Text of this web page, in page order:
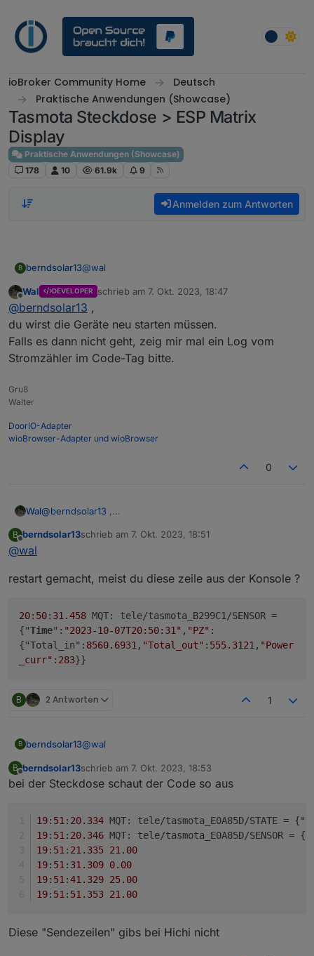
ioBroker Community Home
Deutsch
Praktische Anwendungen (Showcase)
Tasmota Steckdose > ESP Matrix
Display
Praktische Anwendungen (Showcase)
178
10 61.9k 9
Anmelden zum Antworten
B berndsolar13@wal
kommt leider nix am Display vom Zähler an
Hier mal der von die genannte Display Code, ich
hab den pcur mit eingebaut, den du beim Zähler
genannt hat
>D
g:pcur=0
g:to=0
step=0
  case 1
  ends
>W
to ist die Tasmota Steckdose, die klappt
pcur der Zähler
Offline
Wal DEVELOPER schrieb am 7. Okt. 2023, 18:47
zuletzt editiert von
@berndsolar13 ,
du wirst die Geräte neu starten müssen.
Falls es dann nicht geht, zeig mir mal ein Log vom
Stromzähler im Code-Tag bitte.
Gruß
Walter
DoorIO-Adapter
wioBrowser-Adapter und wioBrowser
0
Wal@berndsolar13
Falls es dann nicht geht, zeig mir mal ein Log vom
B
Offline
berndsolar13schrieb am 7. Okt. 2023, 18:51
zuletzt editiert von
@wal
restart gemacht, meist du diese zeile aus der Konsole ?
20: 50: 31.458 MQT: tele/tasmota_B299C1/SENSOR =
{"Time": "2023-10-07T20:50:31" , "PZ" :
{"Total_in": 8560.6931 , "Total_out" : 555.3121 , "Power
_curr" : 283}}
B 2 Antworten 1
B berndsolar13@wal
restart gemacht, meist du diese zeile aus der
Konsole ?
B
Offline
berndsolar13schrieb am 7. Okt. 2023, 18:53
zuletzt editiert von
bei der Steckdose schaut der Code so aus
19: 51: 20.334 MQT: tele/tasmota_E0A85D/STATE = {"
19: 51: 20.346 MQT: tele/tasmota_E0A85D/SENSOR = {"
19: 51: 21.335 21.00
19: 51: 31.309 0.00
19: 51:41.329 25.00
19: 51: 51.353 21.00
Diese "Sendezeilen" gibs bei Hichi nicht